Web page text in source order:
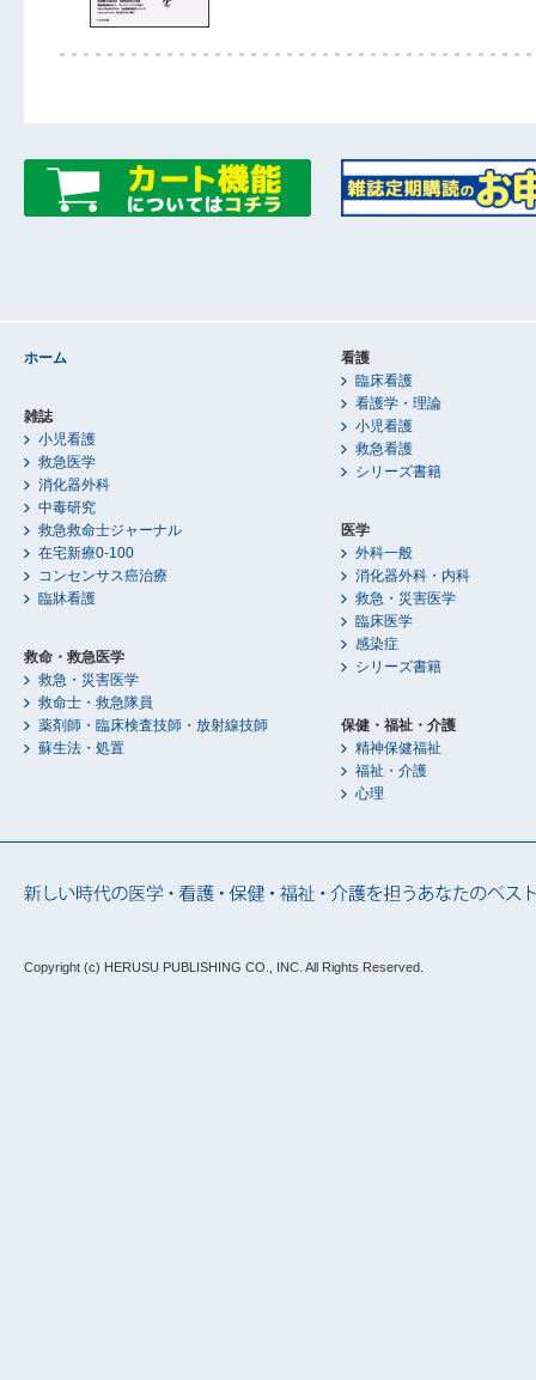
ホーム
雑誌
小児看護
救急医学
消化器外科
中毒研究
救急救命士ジャーナル
在宅新療0-100
コンセンサス癌治療
臨牀看護
救命・救急医学
救急・災害医学
救命士・救急隊員
薬剤師・臨床検査技師・放射線技師
蘇生法・処置
看護
臨床看護
看護学・理論
小児看護
救急看護
シリーズ書籍
医学
外科一般
消化器外科・内科
救急・災害医学
臨床医学
感染症
シリーズ書籍
保健・福祉・介護
精神保健福祉
福祉・介護
心理
Copyright (c) HERUSU PUBLISHING CO., INC. All Rights Reserved.